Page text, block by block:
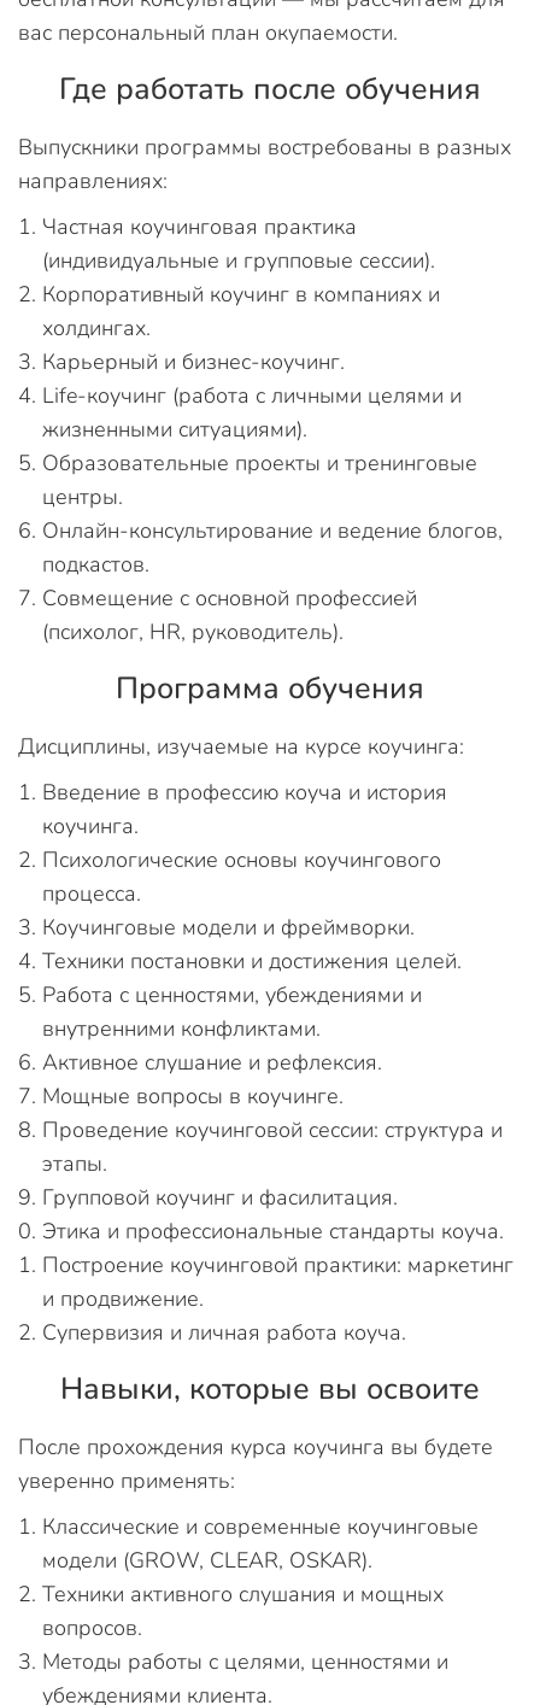
вас персональный план окупаемости.
Где работать после обучения
Выпускники программы востребованы в разных
направлениях:
Частная коучинговая практика
(индивидуальные и групповые сессии).
Корпоративный коучинг в компаниях и
холдингах.
Карьерный и бизнес-коучинг.
Life-коучинг (работа с личными целями и
жизненными ситуациями).
Образовательные проекты и тренинговые
центры.
Онлайн-консультирование и ведение блогов,
подкастов.
Совмещение с основной профессией
(психолог, HR, руководитель).
Программа обучения
Дисциплины, изучаемые на курсе коучинга:
Введение в профессию коуча и история
коучинга.
Психологические основы коучингового
процесса.
Коучинговые модели и фреймворки.
Техники постановки и достижения целей.
Работа с ценностями, убеждениями и
внутренними конфликтами.
Активное слушание и рефлексия.
Мощные вопросы в коучинге.
Проведение коучинговой сессии: структура и
этапы.
Групповой коучинг и фасилитация.
Этика и профессиональные стандарты коуча.
Построение коучинговой практики: маркетинг
и продвижение.
Супервизия и личная работа коуча.
Навыки, которые вы освоите
После прохождения курса коучинга вы будете
уверенно применять:
Классические и современные коучинговые
модели (GROW, CLEAR, OSKAR).
Техники активного слушания и мощных
вопросов.
Методы работы с целями, ценностями и
убеждениями клиента.